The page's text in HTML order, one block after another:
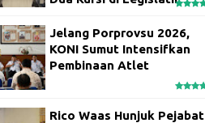
Jelang Porprovsu 2026,
KONI Sumut Intensifkan
Pembinaan Atlet
Rico Waas Hunjuk Pejabat